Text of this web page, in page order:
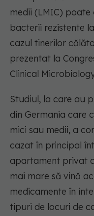
medii (LMIC)
bacterii rezistente
cazul tinerilor
prezentat la
Clinical
Studiul, la care au
din Germania care
mici sau medii, a
cazat în principal
apartament privat
mai mare să vină
medicamente în
tipuri de locuri de